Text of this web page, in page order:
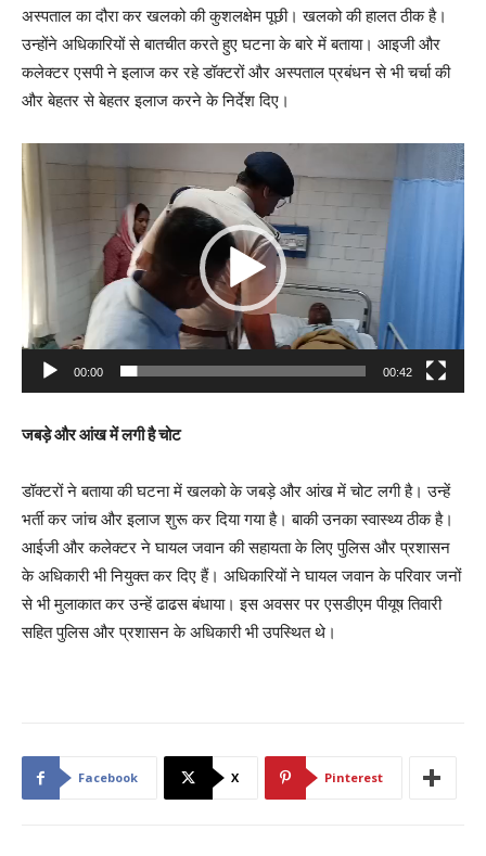
अस्पताल का दौरा कर खलको की कुशलक्षेम पूछी। खलको की हालत ठीक है।
उन्होंने अधिकारियों से बातचीत करते हुए घटना के बारे में बताया। आइजी और
कलेक्टर एसपी ने इलाज कर रहे डॉक्टरों और अस्पताल प्रबंधन से भी चर्चा की
और बेहतर से बेहतर इलाज करने के निर्देश दिए।
i
d
a
r
00:00 00:42
जबड़े और आंख में लगी है चोट
डॉक्टरों ने बताया की घटना में खलको के जबड़े और आंख में चोट लगी है। उन्हें
भर्ती कर जांच और इलाज शुरू कर दिया गया है। बाकी उनका स्वास्थ्य ठीक है।
आईजी और कलेक्टर ने घायल जवान की सहायता के लिए पुलिस और प्रशासन
के अधिकारी भी नियुक्त कर दिए हैं। अधिकारियों ने घायल जवान के परिवार जनों
से भी मुलाकात कर उन्हें ढाढस बंधाया। इस अवसर पर एसडीएम पीयूष तिवारी
सहित पुलिस और प्रशासन के अधिकारी भी उपस्थित थे।
Facebook X Pinterest